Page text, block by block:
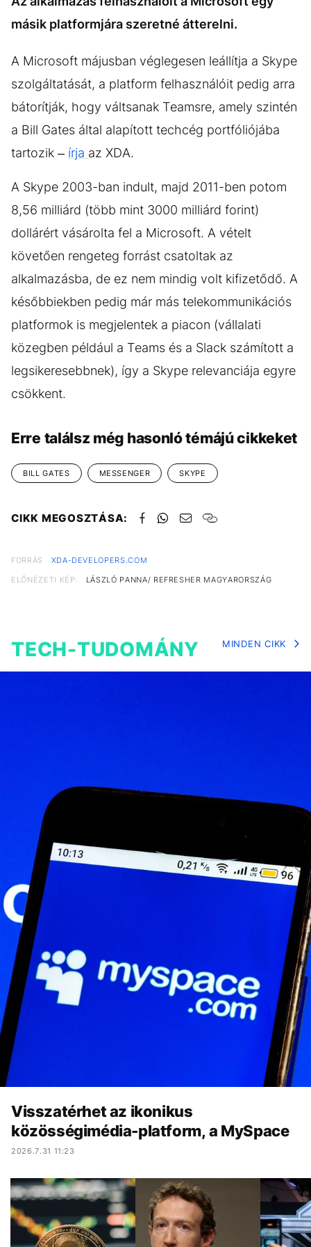
KÖZÉLET UTAZÁS
ÉLETMÓD DESIGN
BESZÉLGETÉSEK ARCOK
VIDEÓ TÖRTÉNETEK
GASZTRO
másik platformjára szeretné átterelni.
A Microsoft májusban véglegesen leállítja a Skype
szolgáltatását, a platform felhasználóit pedig arra
bátorítják, hogy váltsanak Teamsre, amely szintén
a Bill Gates által alapított techcég portfóliójába
tartozik – írja az XDA.
A Skype 2003-ban indult, majd 2011-ben potom
8,56 milliárd (több mint 3000 milliárd forint)
dollárért vásárolta fel a Microsoft. A vételt
követően rengeteg forrást csatoltak az
alkalmazásba, de ez nem mindig volt kifizetődő. A
későbbiekben pedig már más telekommunikációs
platformok is megjelentek a piacon (vállalati
közegben például a Teams és a Slack számított a
legsikeresebbnek), így a Skype relevanciája egyre
csökkent.
Erre találsz még hasonló témájú cikkeket
BILL GATES MESSENGER SKYPE
CIKK MEGOSZTÁSA:
FORRÁS
XDA-DEVELOPERS.COM
ELŐNÉZETI KÉP:
LÁSZLÓ PANNA/ REFRESHER MAGYARORSZÁG
TECH-TUDOMÁNY MINDEN CIKK
Visszatérhet az ikonikus
közösségimédia-platform, a MySpace
2026.7.31 11:23